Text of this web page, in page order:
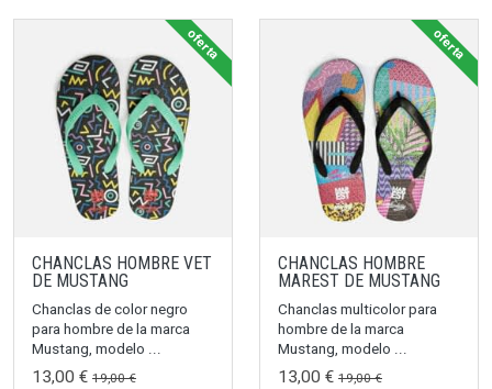
CHANCLAS HOMBRE VET
DE MUSTANG
Chanclas de color negro
para hombre de la marca
Mustang, modelo ...
13,00 € 19,00 €
oferta
CHANCLAS HOMBRE
MAREST DE MUSTANG
Chanclas multicolor para
hombre de la marca
Mustang, modelo ...
13,00 € 19,00 €
oferta